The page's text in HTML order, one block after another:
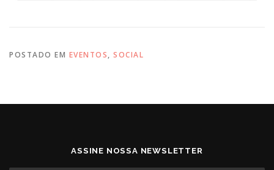
POSTADO EM EVENTOS, SOCIAL
ASSINE NOSSA NEWSLETTER